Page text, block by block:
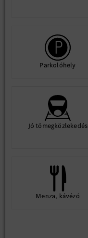
Parkolóhely
Jó tömegközlekedés
Menza, kávézó